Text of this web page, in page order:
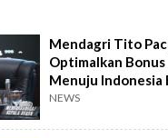
Mendagri Tito
Optimalkan
Menuju Indonesia
NEWS